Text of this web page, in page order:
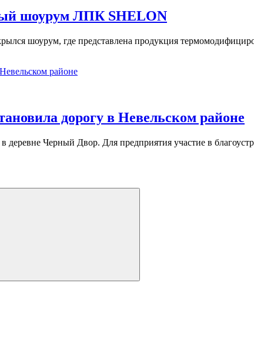
шоурум ЛПК SHELON
шоурум, где представлена продукция
дорогу в Невельском районе
деревне Черный Двор. Для предприятия участие в